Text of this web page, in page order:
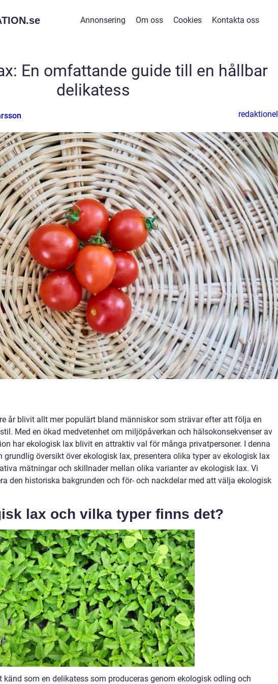
se Annonsering Om oss Cookies Kontakta oss
En omfattande guide till en hållbar
delikatess
redaktionel
år blivit allt mer populärt bland människor som strävar efter att följa en
Med en ökad medvetenhet om miljöpåverkan och hälsokonsekvenser av
har ekologisk lax blivit en attraktiv val för många privatpersoner. I denna
grundlig översikt över ekologisk lax, presentera olika typer av ekologisk lax
mätningar och skillnader mellan olika varianter av ekologisk lax. Vi
den historiska bakgrunden och för- och nackdelar med att välja ekologisk
lax och vilka typer finns det?
som en delikatess som produceras genom ekologisk odling och